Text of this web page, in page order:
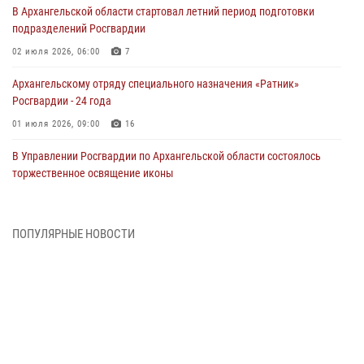
В Архангельской области стартовал летний период подготовки
подразделений Росгвардии
02 июля 2026, 06:00 7
Архангельскому отряду специального назначения «Ратник»
Росгвардии - 24 года
01 июля 2026, 09:00 16
В Управлении Росгвардии по Архангельской области состоялось
торжественное освящение иконы
Военнослужащие по призыву из Архангельской области приняли
ПОПУЛЯРНЫЕ НОВОСТИ